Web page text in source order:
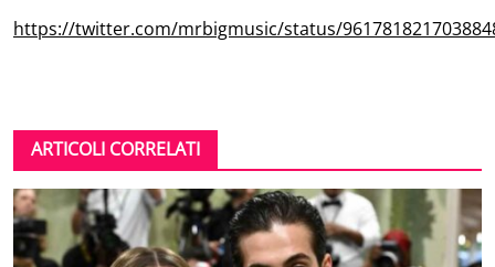
https://twitter.com/mrbigmusic/status/
ARTICOLI CORRELATI